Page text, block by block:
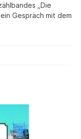
„Die
Gespräch mit dem